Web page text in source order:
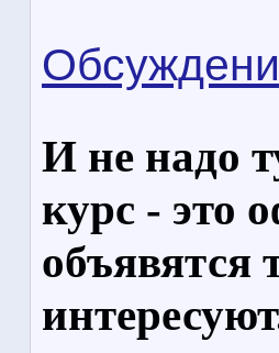
И не надо
курс - это
объявятся